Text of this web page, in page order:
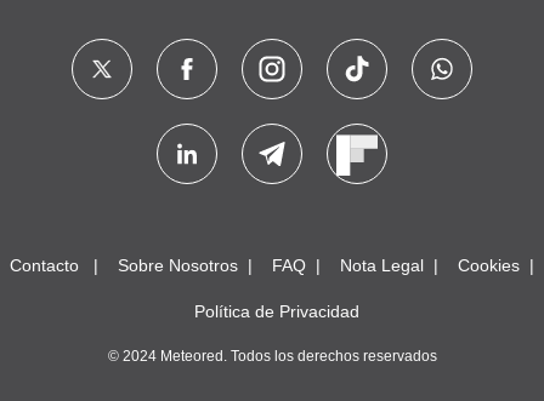
Contacto Sobre Nosotros FAQ Nota Legal Cookies
Política de Privacidad
© 2024 Meteored. Todos los derechos reservados